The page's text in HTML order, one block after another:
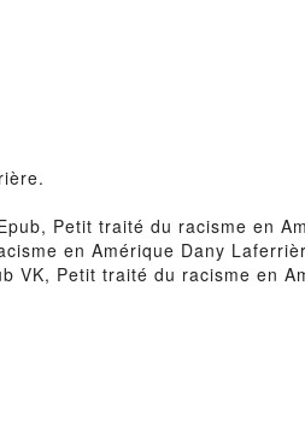
Petit traité du racisme en
en Amérique Dany
VK, Petit traité du racisme en